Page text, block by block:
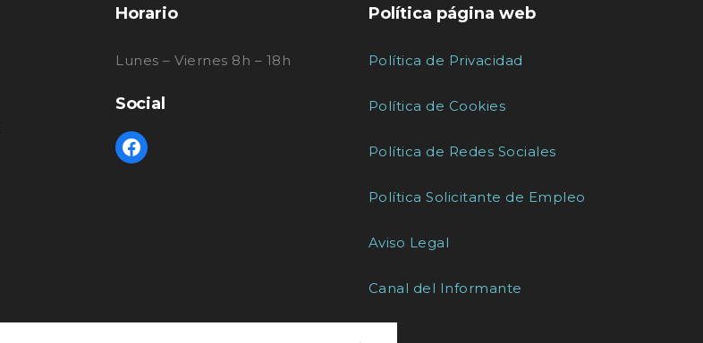
Horario
Lunes – Viernes 8h – 18h
Social
Política página web
Política de Privacidad
Política de Cookies
Política de Redes Sociales
Política Solicitante de Empleo
Aviso Legal
Canal del Informante